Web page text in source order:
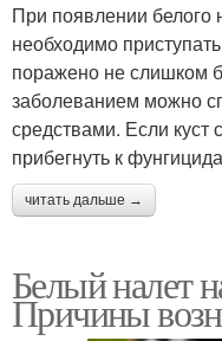
При появлении белого
необходимо
поражено не слишком
заболеванием можно
средствами. Если куст
прибегнуть к
читать дальше →
Белый налет
Причины